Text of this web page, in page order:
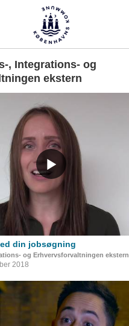
, Integrations- og
ekstern
din jobsøgning
og Erhvervsforvaltningen ekstern
2018